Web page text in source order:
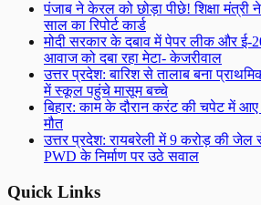
पंजाब ने केरल को छोड़ा पीछे! शिक्षा मंत्री
साल का रिपोर्ट कार्ड
मोदी सरकार के दबाव में पेपर लीक और ई-
आवाज को दबा रहा मेटा- केजरीवाल
उत्तर प्रदेश: बारिश से तालाब बना
में स्कूल पहुंचे मासूम बच्चे
बिहार: काम के दौरान करंट की चपेट में आए
मौत
उत्तर प्रदेश: रायबरेली में 9 करोड़ की जेल
PWD के निर्माण पर उठे सवाल
Quick Links